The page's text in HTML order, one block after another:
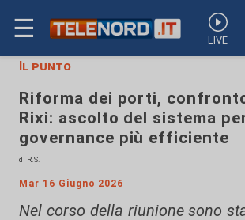
☰ LIVE
Il punto
Riforma dei porti,
Rixi: ascolto del sistema
governance più efficiente
di R.S.
Mar 16 Giugno 2026
Nel corso della riunione sono